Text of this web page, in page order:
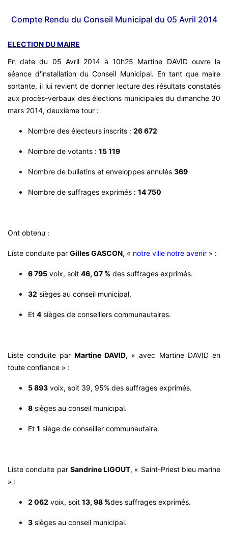
Compte Rendu du Conseil Municipal du 05 Avril 2014
ELECTION DU MAIRE
En date du 05 Avril 2014 à 10h25 Martine DAVID ouvre la
séance d'installation du Conseil Municipal. En tant que maire
sortante, il lui revient de donner lecture des résultats constatés
aux procès-verbaux des élections municipales du dimanche 30
mars 2014, deuxième tour :
Nombre des électeurs inscrits : 26 672
Nombre de votants : 15 119
Nombre de bulletins et enveloppes annulés 369
Nombre de suffrages exprimés : 14 750
Ont obtenu :
Liste conduite par Gilles GASCON, « notre ville notre avenir » :
6 795 voix, soit 46, 07 % des suffrages exprimés.
32 sièges au conseil municipal.
Et 4 sièges de conseillers communautaires.
Liste conduite par Martine DAVID, « avec Martine DAVID en
toute confiance » :
5 893 voix, soit 39, 95% des suffrages exprimés.
8 sièges au conseil municipal.
Et 1 siège de conseiller communautaire.
Liste conduite par Sandrine LIGOUT, « Saint-Priest bleu marine
» :
2 062 voix, soit 13, 98 %des suffrages exprimés.
3 sièges au conseil municipal.